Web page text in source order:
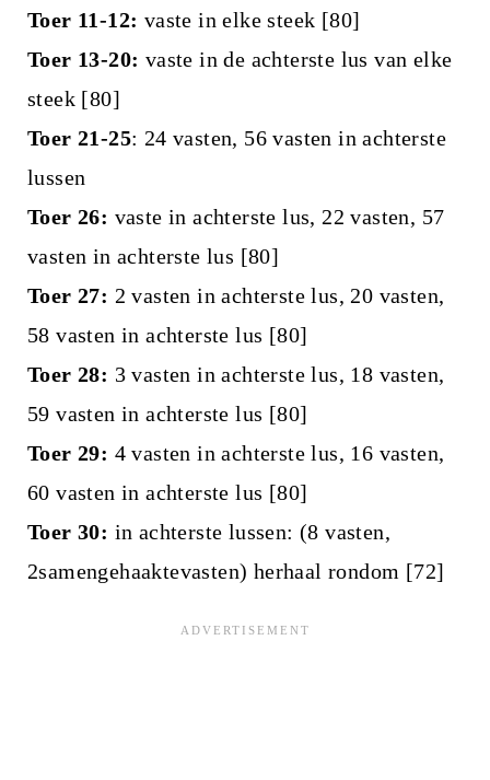
Toer 11-12: vaste in elke steek [80]
Toer 13-20: vaste in de achterste lus van elke
steek [80]
Toer 21-25: 24 vasten, 56 vasten in achterste
lussen
Toer 26: vaste in achterste lus, 22 vasten, 57
vasten in achterste lus [80]
Toer 27: 2 vasten in achterste lus, 20 vasten,
58 vasten in achterste lus [80]
Toer 28: 3 vasten in achterste lus, 18 vasten,
59 vasten in achterste lus [80]
Toer 29: 4 vasten in achterste lus, 16 vasten,
60 vasten in achterste lus [80]
Toer 30: in achterste lussen: (8 vasten,
2samengehaaktevasten) herhaal rondom [72]